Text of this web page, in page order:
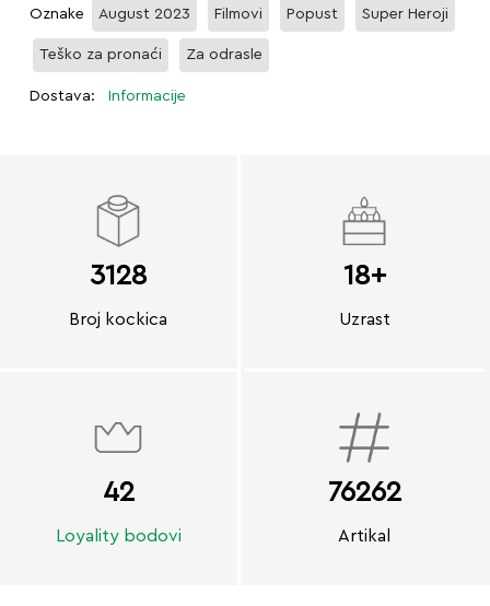
Oznake August 2023 Filmovi Popust Super Heroji
Teško za pronaći Za odrasle
Dostava: Informacije
3128
Broj kockica
18+
Uzrast
42
Loyality bodovi
76262
Artikal